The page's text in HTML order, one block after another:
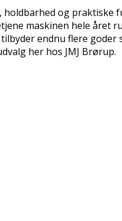
og
maskinen hele året
endnu flere
her hos JMJ Brørup.